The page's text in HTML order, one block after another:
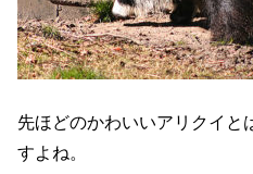
先ほどのかわいいアリクイと
すよね。